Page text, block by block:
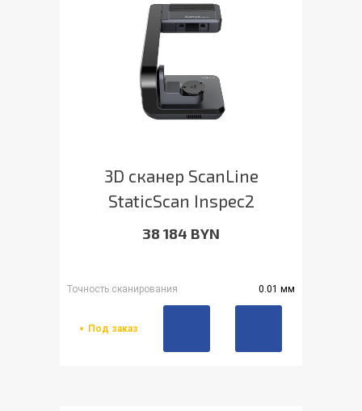
3D сканер ScanLine
StaticScan Inspec2
38 184 BYN
Точность сканирования 0.01 мм
Под заказ